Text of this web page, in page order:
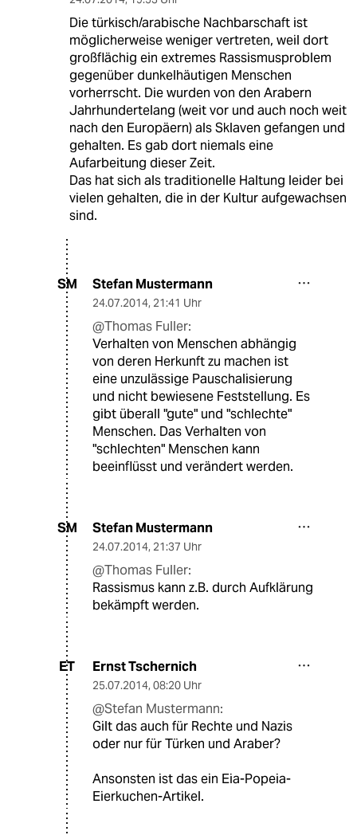
Die türkisch/arabische Nachbarschaft ist
möglicherweise weniger vertreten, weil dort
großflächig ein extremes Rassismusproblem
gegenüber dunkelhäutigen Menschen
vorherrscht. Die wurden von den Arabern
Jahrhundertelang (weit vor und auch noch weit
nach den Europäern) als Sklaven gefangen und
gehalten. Es gab dort niemals eine
Aufarbeitung dieser Zeit.
Das hat sich als traditionelle Haltung leider bei
vielen gehalten, die in der Kultur aufgewachsen
sind.
SM Stefan Mustermann
24.07.2014, 21:41 Uhr
@Thomas Fuller:
Verhalten von Menschen abhängig
von deren Herkunft zu machen ist
eine unzulässige Pauschalisierung
und nicht bewiesene Feststellung. Es
gibt überall "gute" und "schlechte"
Menschen. Das Verhalten von
"schlechten" Menschen kann
beeinflüsst und verändert werden.
SM Stefan Mustermann
24.07.2014, 21:37 Uhr
@Thomas Fuller:
Rassismus kann z.B. durch Aufklärung
bekämpft werden.
ET Ernst Tschernich
25.07.2014, 08:20 Uhr
@Stefan Mustermann:
Gilt das auch für Rechte und Nazis
oder nur für Türken und Araber?
Ansonsten ist das ein Eia-Popeia-
Eierkuchen-Artikel.